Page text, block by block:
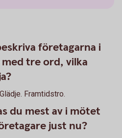
företagarna i
tre ord, vilka
Framtidstro.
du mest av i mötet
just nu?